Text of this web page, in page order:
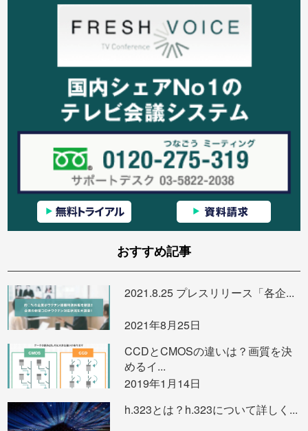
おすすめ記事
2021.8.25 プレスリリース「各企...
2021年8月25日
CCDとCMOSの違いは？画質を決
めるイ...
2019年1月14日
h.323とは？h.323について詳しく...